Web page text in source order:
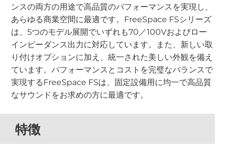
ンスの両方の用途で高品質のパフォーマンスを実現し、
あらゆる商業空間に最適です。FreeSpace FSシリーズ
は、5つのモデル展開でいずれも70／100Vおよびロー
インピーダンス出力に対応しています。また、新しい取
り付けオプションに加え、統一された美しい外観を備え
ています。パフォーマンスとコストを完璧なバランスで
実現するFreeSpace FSは、固定設備用に均一で高品質
なサウンドをお求めの方に最適です。
特徴